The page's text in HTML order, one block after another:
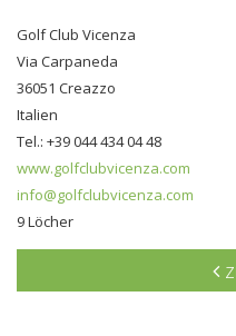
Golf Club Vicenza
Via Carpaneda
36051 Creazzo
Italien
Tel.: +39 044 434 04 48
www.golfclubvicenza.com
info@golfclubvicenza.com
9 Löcher